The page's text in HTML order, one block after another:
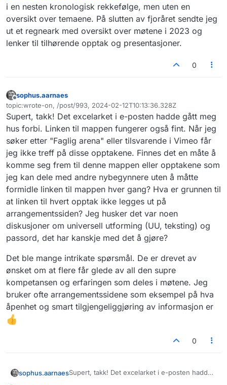
i en nesten kronologisk rekkefølge, men uten en
oversikt over temaene. På slutten av fjoråret sendte jeg
ut et regneark med oversikt over møtene i 2023 og
lenker til tilhørende opptak og presentasjoner.
0
Frakoblet
sophus.aarnaes
topic:wrote-on, /post/993, 2024-02-12T10:13:36.328Z
Sist endret av
Supert, takk! Det excelarket i e-posten hadde gått meg
hus forbi. Linken til mappen fungerer også fint. Når jeg
søker etter "Faglig arena" eller tilsvarende i Vimeo får
jeg ikke treff på disse opptakene. Finnes det en måte å
komme seg frem til denne mappen eller opptakene som
jeg kan dele med andre nybegynnere uten å måtte
formidle linken til mappen hver gang? Hva er grunnen til
at linken til hvert opptak ikke legges ut på
arrangementssiden? Jeg husker det var noen
diskusjoner om universell utforming (UU, teksting) og
passord, det har kanskje med det å gjøre?
Det ble mange intrikate spørsmål. De er drevet av
ønsket om at flere får glede av all den supre
kompetansen og erfaringen som deles i møtene. Jeg
bruker ofte arrangementssidene som eksempel på hva
åpenhet og smart tilgjengeliggjøring av informasjon er
0
sophus.aarnaesSupert, takk! Det excelarket i e-posten hadde